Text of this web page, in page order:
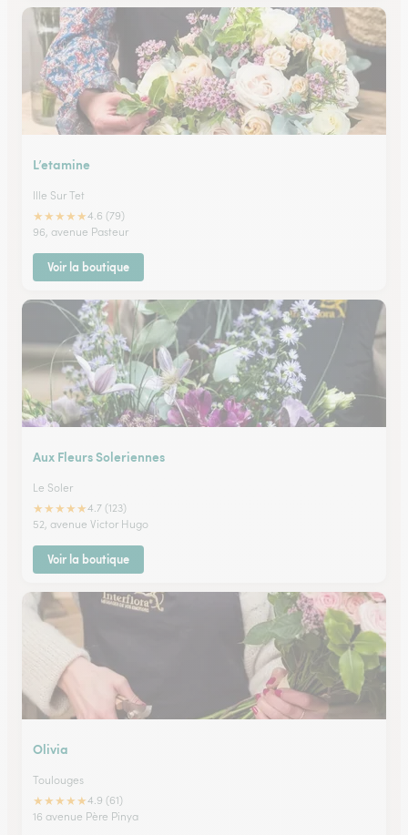
L’etamine
Ille Sur Tet
★★★★★4.6 (79)
96, avenue Pasteur
Voir la boutique
Aux Fleurs Soleriennes
Le Soler
★★★★★4.7 (123)
52, avenue Victor Hugo
Voir la boutique
Olivia
Toulouges
★★★★★4.9 (61)
16 avenue Père Pinya